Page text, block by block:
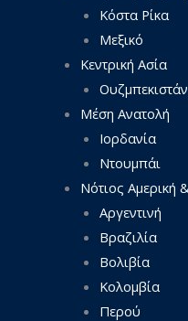
Κόστα Ρίκα
Μεξικό
Κεντρική Ασία
Ουζμπεκιστάν
Μέση Ανατολή
Ιορδανία
Ντουμπάι
Νότιος Αμερική
Αργεντινή
Βραζιλία
Βολιβία
Κολομβία
Περού